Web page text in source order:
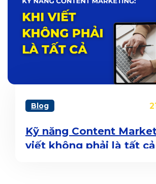
Blog
Kỹ năng Content
viết không phải là tất cả